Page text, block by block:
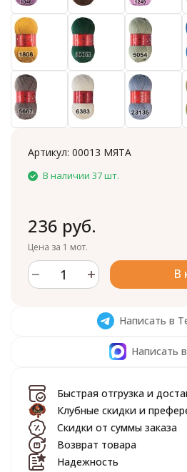
Артикул: 00013 МЯТА
В наличии 37 шт.
236 руб.
Цена за 1 мот.
В
Написать в
Написать
Быстрая отгрузка и
Клубные скидки и
Скидки от суммы заказа
Возврат товара
Надежность